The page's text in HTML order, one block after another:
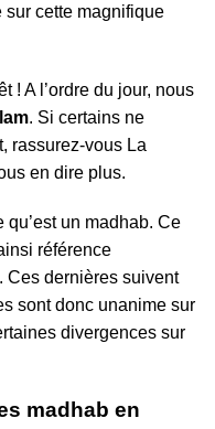
cette magnifique
! A l’ordre du jour, nous
. Si certains ne
rassurez-vous La
en dire plus.
qu’est un madhab. Ce
référence
. Ces dernières suivent
sont donc unanime sur
divergences sur
madhab en